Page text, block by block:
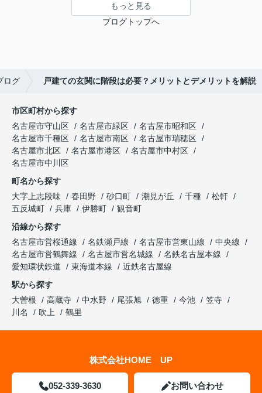
もっと見る
ブログトップへ
ログ 戸建ての玄関に階段は必要？メリットとデメリットを解説
市区町村から探す
名古屋市守山区
名古屋市緑区
名古屋市昭和区
名古屋市千種区
名古屋市南区
名古屋市瑞穂区
名古屋市北区
名古屋市港区
名古屋市中村区
名古屋市中川区
町名から探す
大字上志段味
春田野 砂口町 潮見が丘 千種
松軒
五反城町
兵庫 伊勝町
観音町
沿線から探す
名古屋市営桜通線
名鉄瀬戸線 名古屋市営東山線
中央線
名古屋市営鶴舞線
名古屋市営名城線
名鉄名古屋本線
愛知環状鉄道
東海道本線
近鉄名古屋線
駅から探す
大曽根
高蔵寺 中水野 尾張旭 徳重 今池
笠寺
川名
吹上 鶴里
株式会社HOME UP
052-339-3630 お問い合わせ